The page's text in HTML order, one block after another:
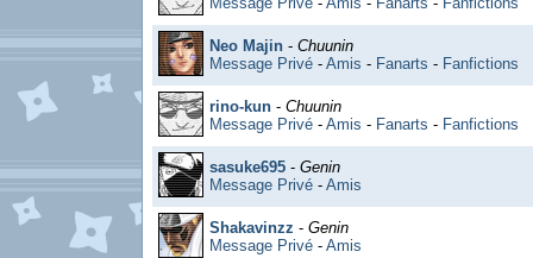
Neo Majin - Chuunin
Message Privé - Amis - Fanarts - Fanfictions
rino-kun - Chuunin
Message Privé - Amis - Fanarts - Fanfictions
sasuke695 - Genin
Message Privé - Amis
Shakavinzz - Genin
Message Privé - Amis